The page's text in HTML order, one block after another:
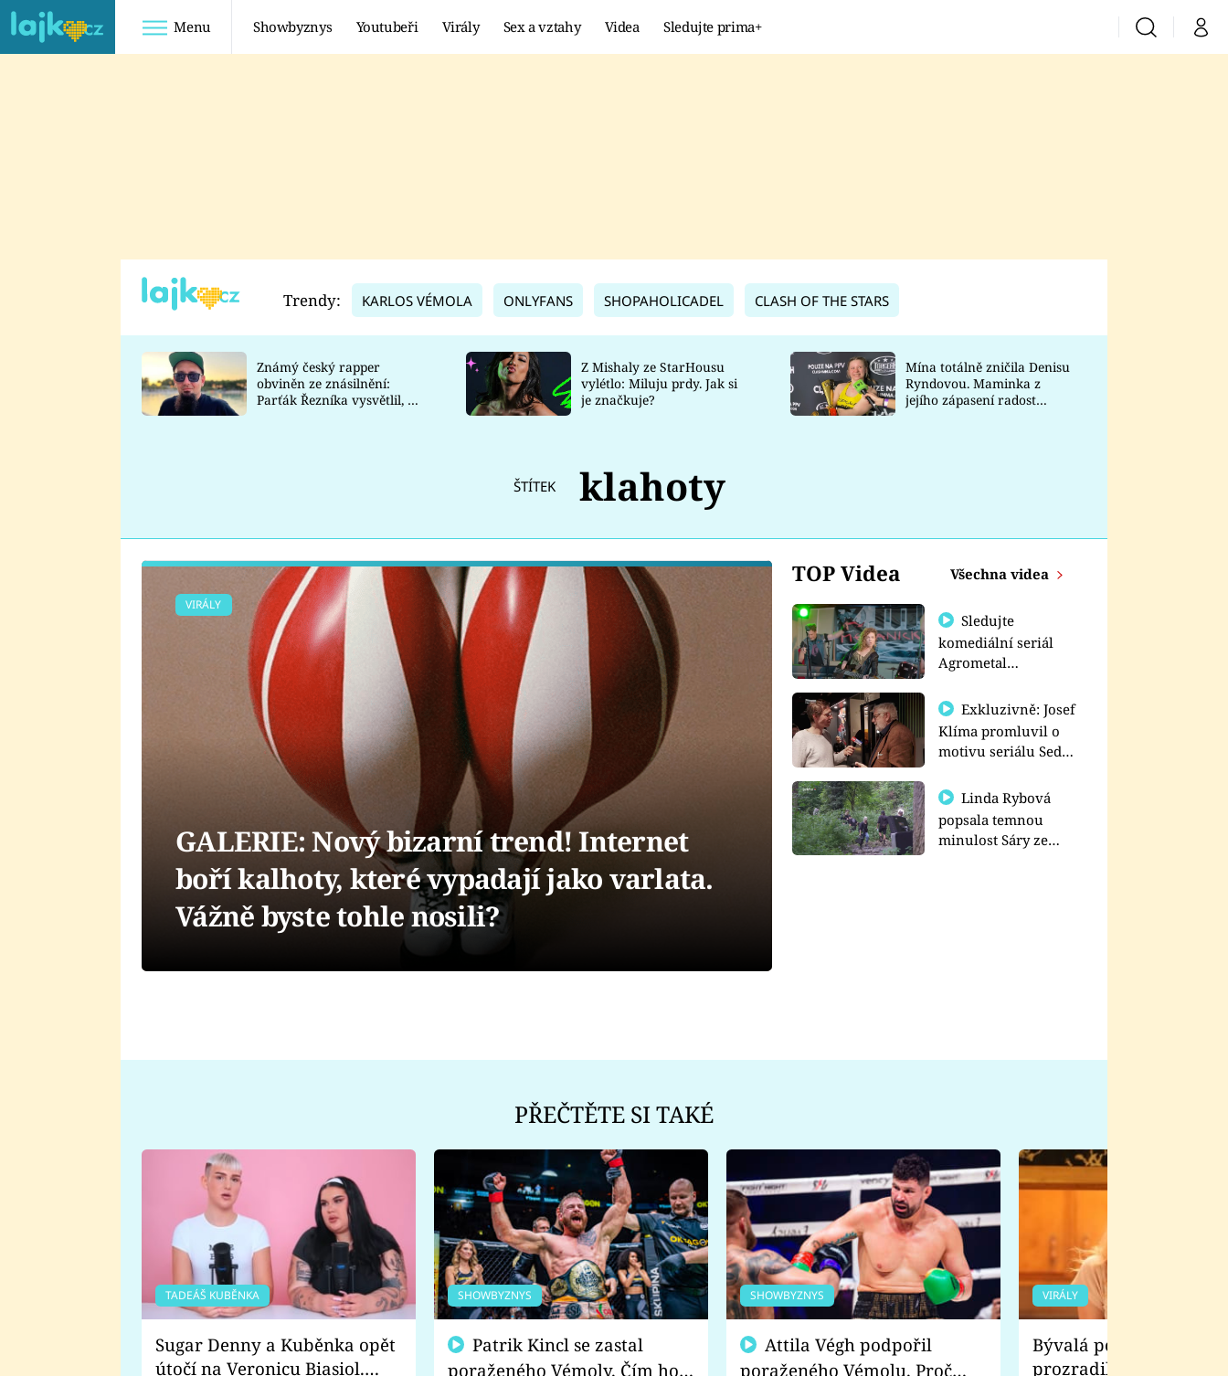
Menu Showbyznys Youtubeři Virály Sex a vztahy Videa Sledujte prima+ VyhledáváníMůj
TADEÁŠ KUBĚNKA
DATEL
Prima Lajk
Sledujte nás
Trendy: KARLOS VÉMOLA ONLYFANS SHOPAHOLICADEL CLASH OF THE STARS
Známý český rapper
obviněn ze znásilnění:
Parťák Řezníka vysvětlil, co
Z Mishaly ze StarHousu
vylétlo: Miluju prdy. Jak si
je značkuje?
Mína totálně zničila Denisu
Ryndovou. Maminka z
jejího zápasení radost
ŠTÍTEK klahoty
TOP Videa Všechna videa
Sledujte
komediální seriál
Agrometal
prima+
Exkluzivně: Josef
Klíma promluvil o
motivu seriálu Sedm
Linda Rybová
popsala temnou
minulost Sáry ze
VIRÁLY
GALERIE: Nový bizarní trend! Internet
boří kalhoty, které vypadají jako varlata.
Vážně byste tohle nosili?
PŘEČTĚTE SI TAKÉ
TADEÁŠ KUBĚNKA
Sugar Denny a Kuběnka opět
útočí na Veronicu Biasiol.
SHOWBYZNYS
poraženého Vémoly. Čím ho
SHOWBYZNYS
poraženého Vémolu. Proč
VIRÁLY
Bývalá pornoherečka
prozradila, co ji